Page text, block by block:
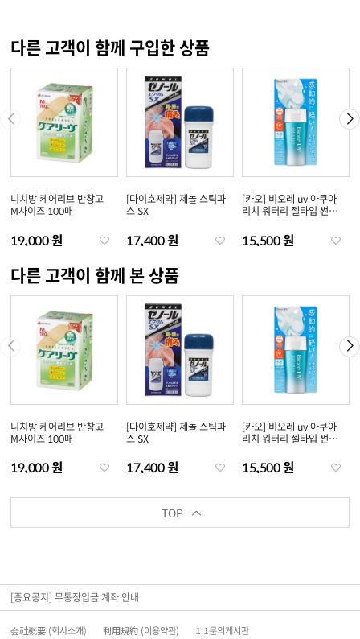
다른 고객이 함께 구입한 상품
니치방 케어리브 반창고
M사이즈 100매
19,000 원
[다이호제약] 제놀 스틱파
스 SX
17,400 원
[카오] 비오레 uv 아쿠아
리치 워터리 젤타입 썬크
15,500 원
다른 고객이 함께 본 상품
니치방 케어리브 반창고
M사이즈 100매
19,000 원
[다이호제약] 제놀 스틱파
스 SX
17,400 원
[카오] 비오레 uv 아쿠아
리치 워터리 젤타입 썬크
15,500 원
TOP
[중요공지] 무통장입금 계좌 안내
会社概要 (회사소개) 利用規約 (이용약관)
1:1문의게시판